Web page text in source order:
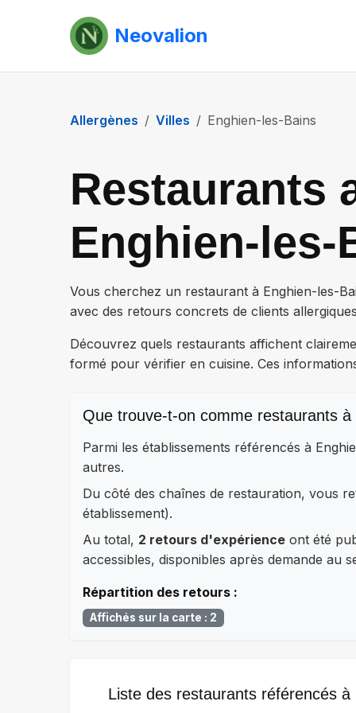
Neovalion
Allergènes Villes Enghien-les-Bains
Restaurants
Enghien-les-
Vous cherchez un restaurant à Enghien-les-
avec des retours concrets de clients
Découvrez quels restaurants affichent
formé pour vérifier en cuisine. Ces
Que trouve-t-on comme restaurants à
Parmi les établissements référencés à
autres.
Du côté des chaînes de restauration, vous
établissement).
Au total, 2 retours d'expérience ont été
accessibles, disponibles après demande au
Répartition des retours :
Affichés sur la carte : 2
Liste des restaurants référencés à